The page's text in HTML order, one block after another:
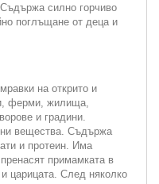
силно горчиво
поглъщане от деца и
на открито и
ферми, жилища,
и градини.
вещества. Съдържа
и протеин. Има
примамката в
царицата. След няколко